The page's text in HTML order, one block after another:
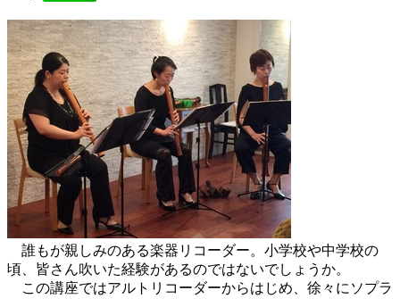
誰もが親しみのある楽器リコーダー。小学校や中学校の
頃、皆さん吹いた経験があるのではないでしょうか。
この講座ではアルトリコーダーからはじめ、徐々にソプラ